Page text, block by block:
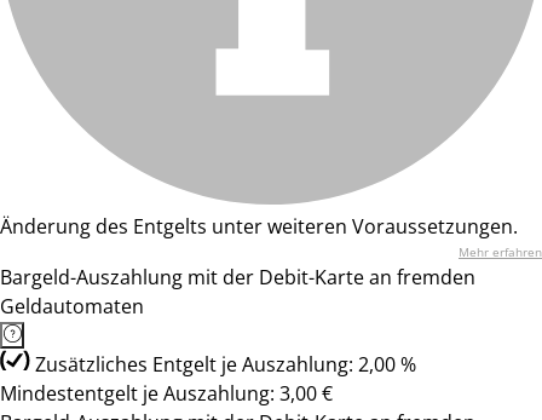
Änderung des Entgelts unter weiteren Voraussetzungen.
Mehr erfahren
Bargeld-Auszahlung mit der Debit-Karte an fremden
Geldautomaten
Zusätzliches Entgelt je Auszahlung: 2,00 %
Mindestentgelt je Auszahlung: 3,00 €